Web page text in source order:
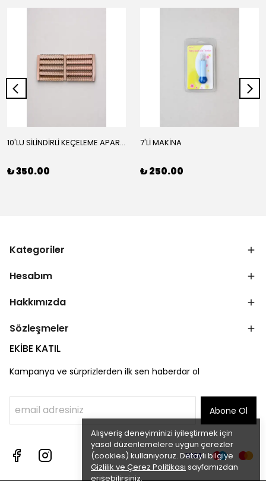
Alışveriş deneyiminizi iyileştirmek için
yasal düzenlemelere uygun çerezler
(cookies) kullanıyoruz. Detaylı bilgiye
Gizlilik ve Çerez Politikası sayfamızdan
erişebilirsiniz.
10'LU SİLİNDİRLİ KEÇELEME APARATI
₺ 350.00
7'Lİ MAKİNA
₺ 250.00
Kategoriler
Hesabım
Hakkımızda
Sözleşmeler
EKİBE KATIL
Kampanya ve sürprizlerden ilk sen haberdar ol
Abone Ol